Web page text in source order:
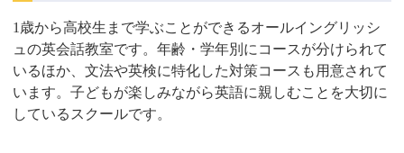
1歳から高校生まで学ぶことができるオールイングリッシ
ュの英会話教室です。年齢・学年別にコースが分けられて
いるほか、文法や英検に特化した対策コースも用意されて
います。子どもが楽しみながら英語に親しむことを大切に
しているスクールです。